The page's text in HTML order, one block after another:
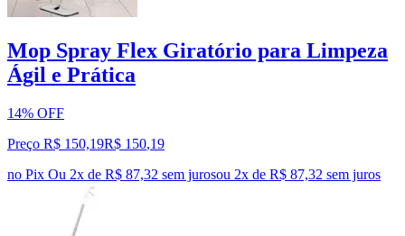
Mop Spray Flex Giratório para Limpeza
Ágil e Prática
14% OFF
Preço R$ 150,19R$ 150,19
no Pix Ou 2x de R$ 87,32 sem jurosou 2x de R$ 87,32 sem juros